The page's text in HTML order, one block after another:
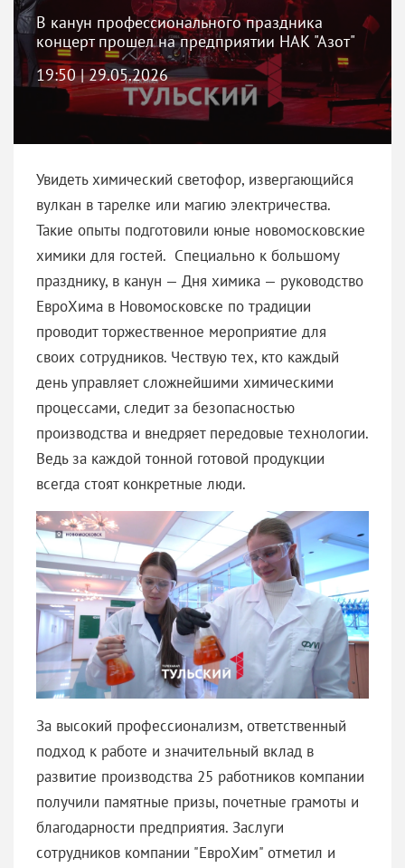
В канун профессионального праздника
концерт прошел на предприятии НАК "Азот"
19:50 | 29.05.2026
Увидеть химический светофор, извергающийся
вулкан в тарелке или магию электричества.
Такие опыты подготовили юные новомосковские
химики для гостей. Специально к большому
празднику, в канун — Дня химика — руководство
ЕвроХима в Новомосковске по традиции
проводит торжественное мероприятие для
своих сотрудников. Чествую тех, кто каждый
день управляет сложнейшими химическими
процессами, следит за безопасностью
производства и внедряет передовые технологии.
Ведь за каждой тонной готовой продукции
всегда стоят конкретные люди.
За высокий профессионализм, ответственный
подход к работе и значительный вклад в
развитие производства 25 работников компании
получили памятные призы, почетные грамоты и
благодарности предприятия. Заслуги
сотрудников компании "ЕвроХим" отметил и